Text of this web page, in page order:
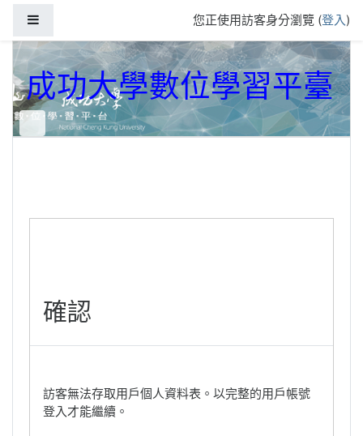
您正使用訪客身分瀏覽 (登入)
成功大學數位學習平臺
確認
訪客無法存取用戶個人資料表。以完整的用戶帳號
登入才能繼續。